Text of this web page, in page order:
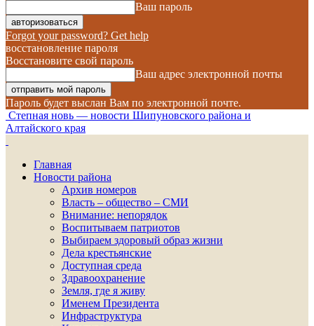
Ваш пароль
Forgot your password? Get help
восстановление пароля
Восстановите свой пароль
Ваш адрес электронной почты
Пароль будет выслан Вам по электронной почте.
Степная новь — новости Шипуновского района и
Алтайского края
Главная
Новости района
Архив номеров
Власть – общество – СМИ
Внимание: непорядок
Воспитываем патриотов
Выбираем здоровый образ жизни
Дела крестьянские
Доступная среда
Здравоохранение
Земля, где я живу
Именем Президента
Инфраструктура